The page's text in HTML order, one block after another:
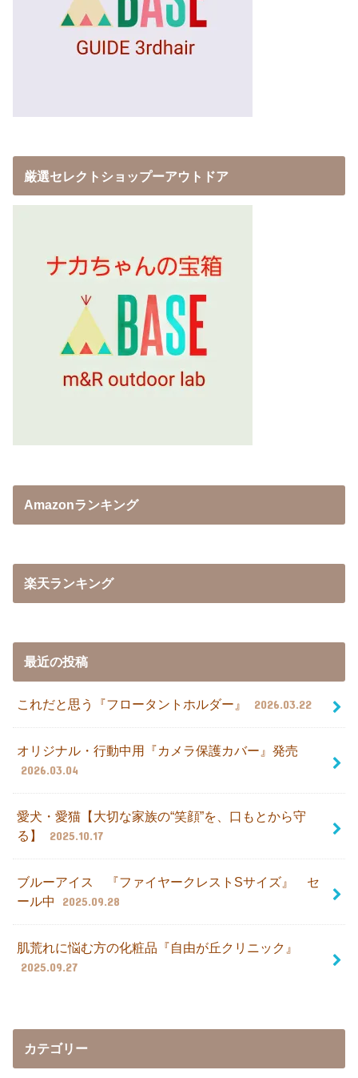
厳選セレクトショップーアウトドア
Amazonランキング
楽天ランキング
最近の投稿
これだと思う『フロータントホルダー』 2026.03.22
オリジナル・行動中用『カメラ保護カバー』発売
2026.03.04
愛犬・愛猫【大切な家族の“笑顔”を、口もとから守
る】
2025.10.17
ブルーアイス 『ファイヤークレストSサイズ』 セ
ール中
2025.09.28
肌荒れに悩む方の化粧品『自由が丘クリニック』
2025.09.27
カテゴリー